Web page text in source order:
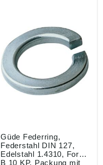
Güde Federring,
Federstahl DIN 127,
Edelstahl 1.4310, Form
B 10 KP, Packung mit